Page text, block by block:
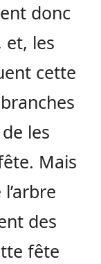
donc
les
cette
les
Mais
des
fête